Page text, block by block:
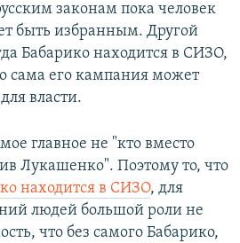
законам пока человек
быть избранным. Другой
Бабарико находится в СИЗО,
сама его кампания может
власти.
главное не "кто вместо
Лукашенко". Поэтому то, что
находится в СИЗО, для
людей большой роли не
что без самого Бабарико,